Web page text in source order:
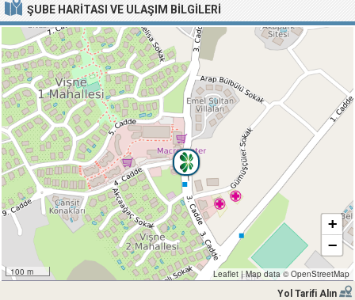
ŞUBE HARITASI VE ULAŞIM BILGILERI
100 m
+
−
Leaflet |Map data ©OpenStreetMap
Yol Tarifi Alın